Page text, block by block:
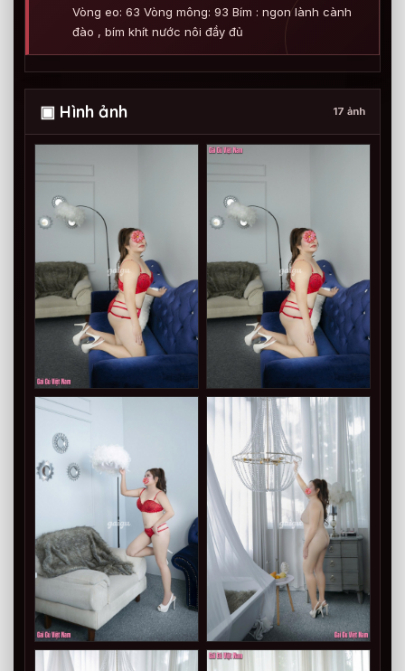
Vòng eo: 63 Vòng mông: 93 Bím : ngon lành cành
đào , bím khít nước nôi đầy đủ
▣ Hình ảnh 17 ảnh